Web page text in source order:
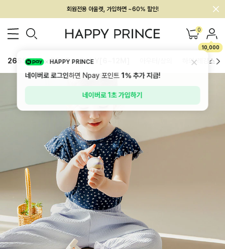
회원전용 아울렛, 가입하면 ~60% 할인!
멤버십 최대 28,000원 혜택 0
10,000
26SS 신상 BEST BABY[6~12M] 하의/레깅스
HAPPY PRINCE
네이버로 로그인하면 Npay 포인트1%추가 지급!
네이버로 1초 가입하기